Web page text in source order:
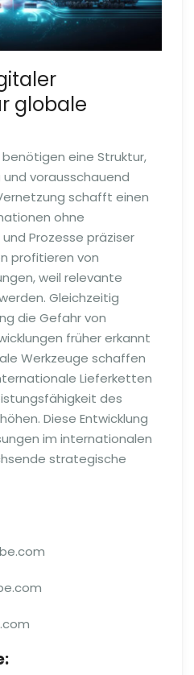
globale
eine Struktur,
vorausschauend
schafft einen
ohne
Prozesse präziser
profitieren von
weil relevante
Gleichzeitig
die Gefahr von
früher erkannt
Werkzeuge schaffen
Lieferketten
des
Diese Entwicklung
im internationalen
strategische